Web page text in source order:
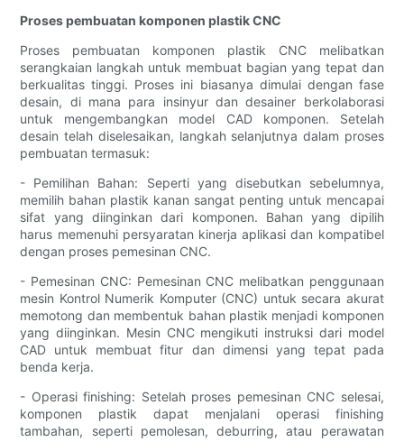
Proses pembuatan komponen plastik CNC
Proses pembuatan komponen plastik CNC melibatkan
serangkaian langkah untuk membuat bagian yang tepat dan
berkualitas tinggi. Proses ini biasanya dimulai dengan fase
desain, di mana para insinyur dan desainer berkolaborasi
untuk mengembangkan model CAD komponen. Setelah
desain telah diselesaikan, langkah selanjutnya dalam proses
pembuatan termasuk:
- Pemilihan Bahan: Seperti yang disebutkan sebelumnya,
memilih bahan plastik kanan sangat penting untuk mencapai
sifat yang diinginkan dari komponen. Bahan yang dipilih
harus memenuhi persyaratan kinerja aplikasi dan kompatibel
dengan proses pemesinan CNC.
- Pemesinan CNC: Pemesinan CNC melibatkan penggunaan
mesin Kontrol Numerik Komputer (CNC) untuk secara akurat
memotong dan membentuk bahan plastik menjadi komponen
yang diinginkan. Mesin CNC mengikuti instruksi dari model
CAD untuk membuat fitur dan dimensi yang tepat pada
benda kerja.
- Operasi finishing: Setelah proses pemesinan CNC selesai,
komponen plastik dapat menjalani operasi finishing
tambahan, seperti pemolesan, deburring, atau perawatan